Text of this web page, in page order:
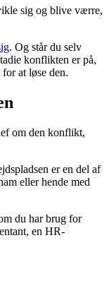
sig og blive værre,
. Og står du selv
konflikten er på,
at løse den.
om den konflikt,
er en del af
eller hende med
du har brug for
en HR-